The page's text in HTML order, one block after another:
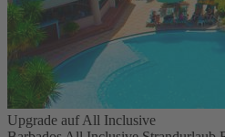
Upgrade auf All Inclusive